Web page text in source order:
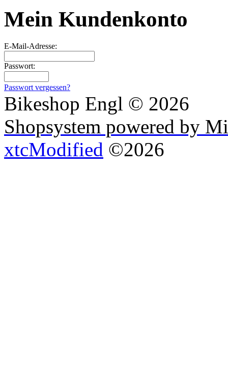
Mein Kundenkonto
E-Mail-Adresse:
Passwort:
Passwort vergessen?
Bikeshop Engl © 2026
Shopsystem powered by
xtcModified ©2026